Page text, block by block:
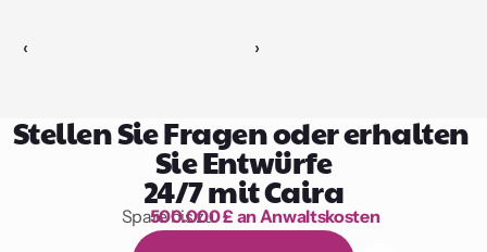
‹ ›
Stellen Sie Fragen oder erhalten
Sie Entwürfe
24/7 mit Caira
1.000 Stunden Lesen
Spare bis zu
500.000 £ an Anwaltskosten